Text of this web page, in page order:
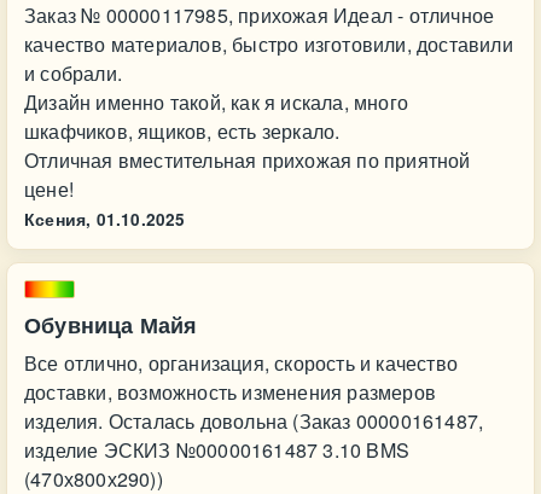
Заказ № 00000117985, прихожая Идеал - отличное
качество материалов, быстро изготовили, доставили
и собрали.
Дизайн именно такой, как я искала, много
шкафчиков, ящиков, есть зеркало.
Отличная вместительная прихожая по приятной
цене!
Ксения, 01.10.2025
Обувница Майя
Все отлично, организация, скорость и качество
доставки, возможность изменения размеров
изделия. Осталась довольна (Заказ 00000161487,
изделие ЭСКИЗ №00000161487 3.10 BMS
(470х800х290))